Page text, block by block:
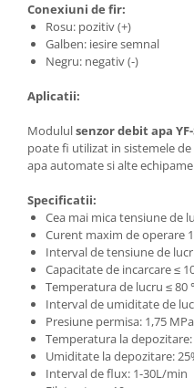
Pentru Incepatori
Kituri incepatori Arduino
Pentru Incepatori
Micro:bit
Junior Robotics
Carti
Junior Robotics
Lego Education
STEM Education
Ugears
Kit Fun
Kit Roboti
Cadouri
Puzzle mecanic Ugears
Conexiuni de fir:
Rosu: pozitiv (+)
Galben: iesire semnal
Negru: negativ (-)
Aplicatii:
Modululsenzor debit apa YF-
poate fi utilizat in sistemele
apa automate si alte
Specificatii:
Cea mai mica tensiune de
Curent maxim de operare
Interval de tensiune de
Capacitate de incarcare ≤
Temperatura de lucru ≤
Interval de umiditate de
Presiune permisa: 1,75 MPa
Temperatura la depozitare:
Umiditate la depozitare:
Interval de flux: 1-30L/min